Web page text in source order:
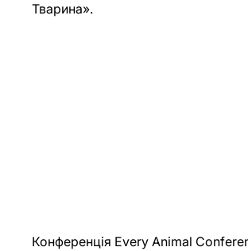
Тварина».
Конференція Every Animal